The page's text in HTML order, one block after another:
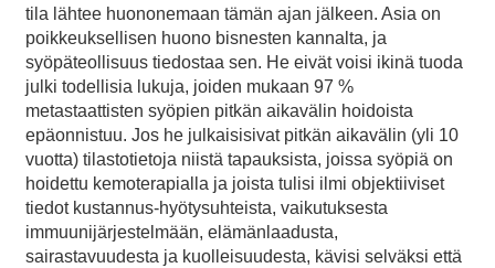
tila lähtee huononemaan tämän ajan jälkeen. Asia on
poikkeuksellisen huono bisnesten kannalta, ja
syöpäteollisuus tiedostaa sen. He eivät voisi ikinä tuoda
julki todellisia lukuja, joiden mukaan 97 %
metastaattisten syöpien pitkän aikavälin hoidoista
epäonnistuu. Jos he julkaisisivat pitkän aikavälin (yli 10
vuotta) tilastotietoja niistä tapauksista, joissa syöpiä on
hoidettu kemoterapialla ja joista tulisi ilmi objektiiviset
tiedot kustannus-hyötysuhteista, vaikutuksesta
immuunijärjestelmään, elämänlaadusta,
sairastavuudesta ja kuolleisuudesta, kävisi selväksi että